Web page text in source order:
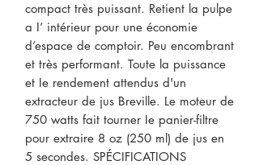
compact très puissant. Retient la pulpe
a I’ intérieur pour une économie
d’espace de comptoir. Peu encombrant
et très performant. Toute la puissance
et Ie rendement attendus d'un
extracteur de jus Breville. Le moteur de
750 watts fait tourner Ie panier-filtre
pour extraire 8 oz (250 ml) de jus en
5 secondes. SPÉCIFICATIONS